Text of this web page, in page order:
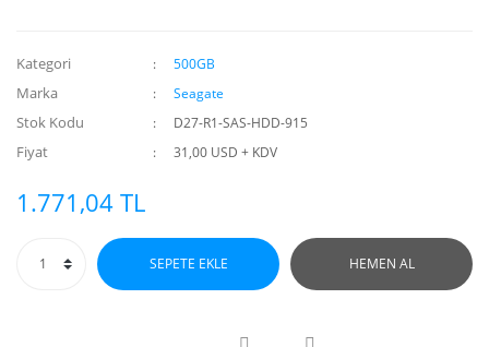
Kategori 500GB
Marka Seagate
Stok Kodu D27-R1-SAS-HDD-915
Fiyat 31,00 USD + KDV
1.771,04 TL
SEPETE EKLE HEMEN AL